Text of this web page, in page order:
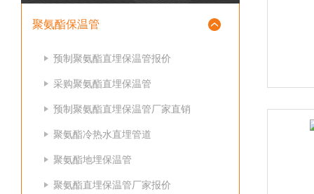
聚氨酯保温管
预制聚氨酯直埋保温管报价
采购聚氨酯直埋保温管
预制聚氨酯直埋保温管厂家直销
聚氨酯冷热水直埋管道
聚氨酯地埋保温管
聚氨酯直埋保温管厂家报价